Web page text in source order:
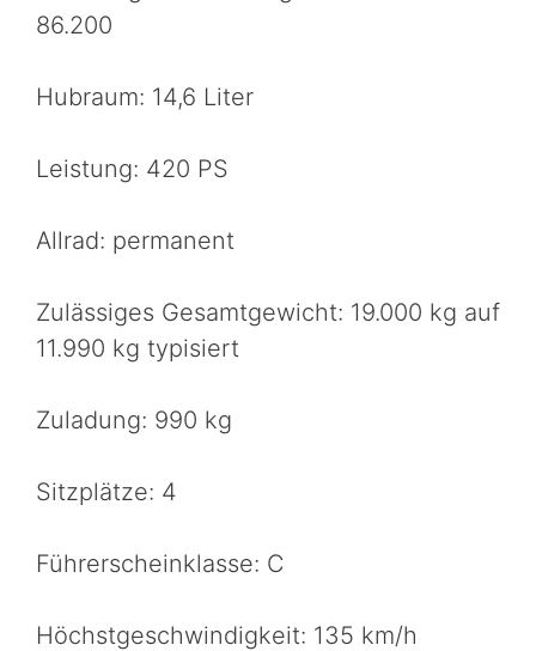
86.200
Hubraum: 14,6 Liter
Leistung: 420 PS
Allrad: permanent
Zulässiges Gesamtgewicht: 19.000 kg auf
11.990 kg typisiert
Zuladung: 990 kg
Sitzplätze: 4
Führerscheinklasse: C
Höchstgeschwindigkeit: 135 km/h